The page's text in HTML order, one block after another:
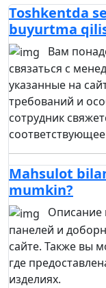
Toshkentda
buyurtma
Вам
связаться с
указанные на
требований и
сотрудник
Mahsulot
mumkin?
Описание
панелей и
сайте. Также вы
где
изделиях.